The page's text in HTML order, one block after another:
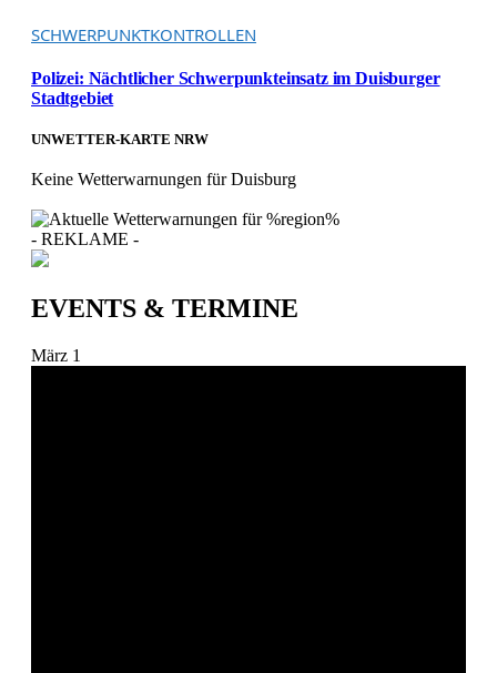
SCHWERPUNKTKONTROLLEN
Polizei: Nächtlicher Schwerpunkteinsatz im Duisburger
Stadtgebiet
UNWETTER-KARTE NRW
Keine Wetterwarnungen für Duisburg
- REKLAME -
EVENTS & TERMINE
März 1